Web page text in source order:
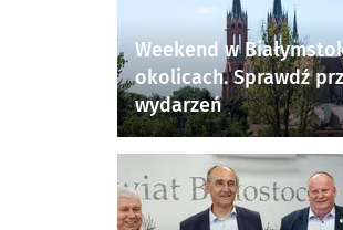
Weekend w
okolicach. Sprawdź
wydarzeń